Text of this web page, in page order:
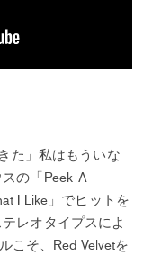
た」私はもういな
の「Peek-A-
I Like」でヒットを
レオタイプスによ
こそ、Red Velvetを